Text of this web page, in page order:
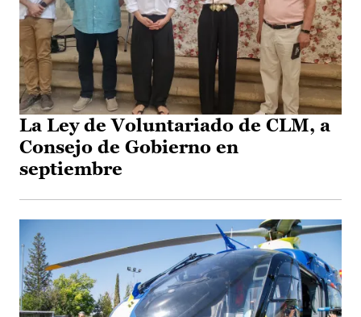
La Ley de Voluntariado de CLM, a
Consejo de Gobierno en
septiembre